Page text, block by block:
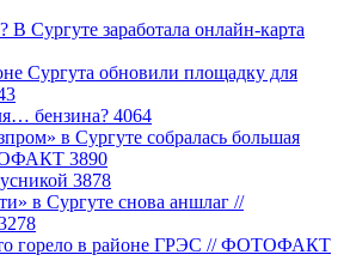
В Сургуте заработала онлайн-карта
Сургута обновили площадку для
бензина? 4064
в Сургуте собралась большая
3890
3878
в Сургуте снова аншлаг //
горело в районе ГРЭС // ФОТОФАКТ